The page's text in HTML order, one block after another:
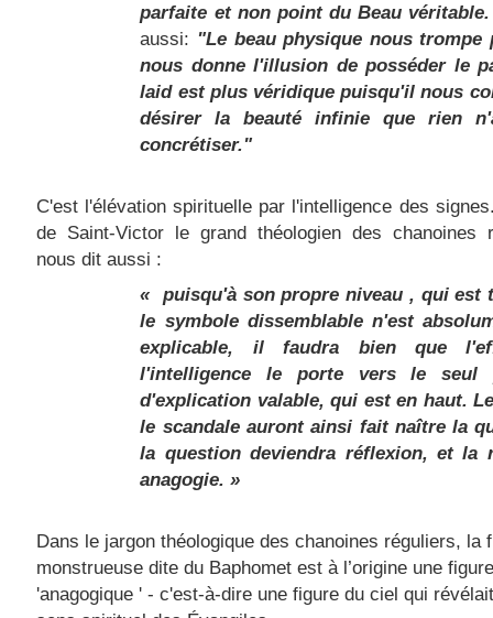
parfaite et non point du Beau
aussi: "Le beau physique nous trompe
nous donne l'illusion de posséder le
laid est plus véridique puisqu'il nous
désirer la beauté infinie que rien
concrétiser."
C'est l'élévation spirituelle par l'intelligence des
de Saint-Victor le grand théologien des chanoines
nous dit aussi :
« puisqu'à son propre niveau , qui est
le symbole dissemblable n'est
explicable, il faudra bien que
l'intelligence le porte vers le seul
d'explication valable, qui est en haut.
le scandale auront ainsi fait naître la
la question deviendra réflexion, et la
anagogie. »
Dans le jargon théologique des chanoines réguliers, la
monstrueuse dite du Baphomet est à l’origine une figure
'anagogique ' - c'est-à-dire une figure du ciel qui